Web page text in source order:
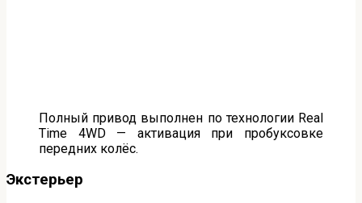
Полный привод выполнен по технологии Real
Time 4WD — активация при пробуксовке
передних колёс.
Экстерьер